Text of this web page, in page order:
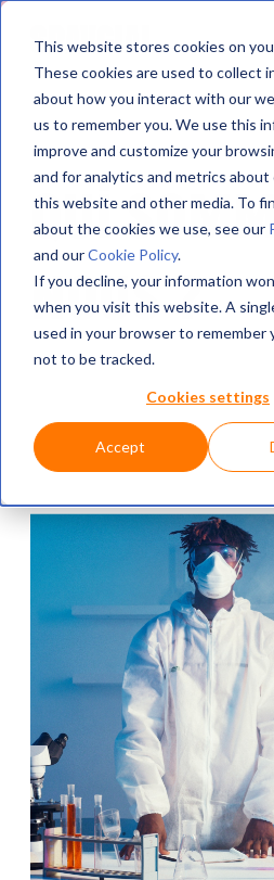
This website stores cookies on
These cookies are used to collect
about how you interact with our
us to remember you. We use this
improve and customize your
and for analytics and metrics
this website and other media. To
about the cookies we use, see our
and ourCookie Policy.
If you decline, your information
when you visit this website. A
used in your browser to remember
not to be tracked.
Cookies settings
Accept
Qui
nous ?